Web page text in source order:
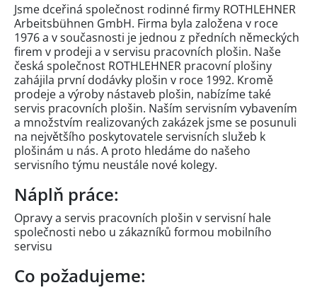
Jsme dceřiná společnost rodinné firmy ROTHLEHNER
Arbeitsbühnen GmbH. Firma byla založena v roce
1976 a v současnosti je jednou z předních německých
firem v prodeji a v servisu pracovních plošin. Naše
česká společnost ROTHLEHNER pracovní plošiny
zahájila první dodávky plošin v roce 1992. Kromě
prodeje a výroby nástaveb plošin, nabízíme také
servis pracovních plošin. Naším servisním vybavením
a množstvím realizovaných zakázek jsme se posunuli
na největšího poskytovatele servisních služeb k
plošinám u nás. A proto hledáme do našeho
servisního týmu neustále nové kolegy.
Náplň práce:
Opravy a servis pracovních plošin v servisní hale
společnosti nebo u zákazníků formou mobilního
servisu
Co požadujeme: